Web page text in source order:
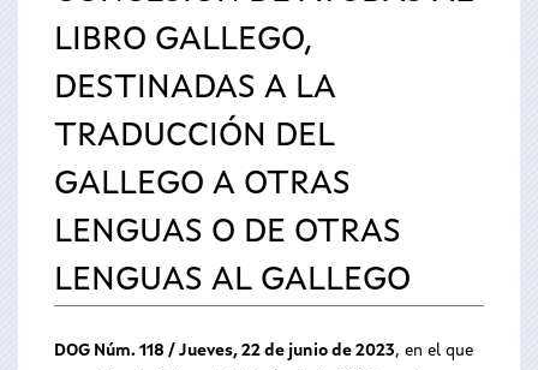
LIBRO GALLEGO,
DESTINADAS A LA
TRADUCCIÓN DEL
GALLEGO A OTRAS
LENGUAS O DE OTRAS
LENGUAS AL GALLEGO
DOG Núm. 118 / Jueves, 22 de junio de 2023, en el que